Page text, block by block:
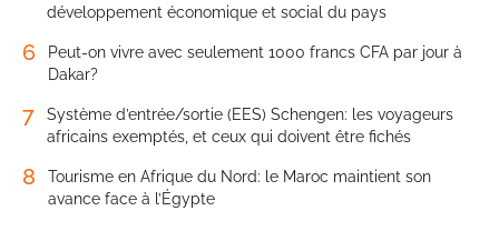
développement économique et social du pays
6
Peut-on vivre avec seulement 1000 francs CFA par jour à
Dakar?
7
Système d’entrée/sortie (EES) Schengen: les voyageurs
africains exemptés, et ceux qui doivent être fichés
8
Tourisme en Afrique du Nord: le Maroc maintient son
avance face à l’Égypte